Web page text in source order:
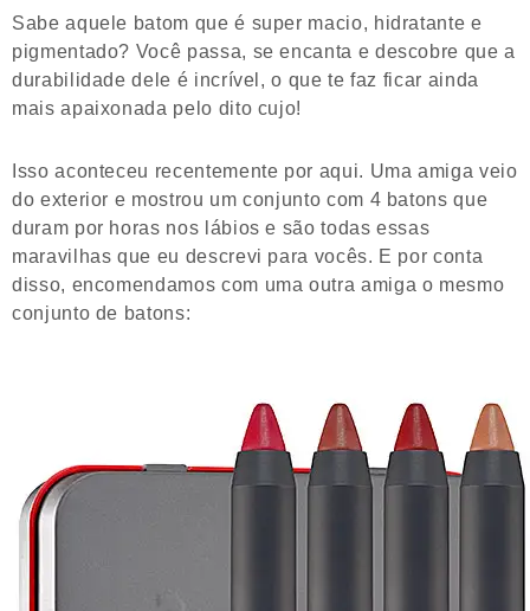
Sabe aquele batom que é super macio, hidratante e
pigmentado? Você passa, se encanta e descobre que a
durabilidade dele é incrível, o que te faz ficar ainda
mais apaixonada pelo dito cujo!
Isso aconteceu recentemente por aqui. Uma amiga veio
do exterior e mostrou um conjunto com 4 batons que
duram por horas nos lábios e são todas essas
maravilhas que eu descrevi para vocês. E por conta
disso, encomendamos com uma outra amiga o mesmo
conjunto de batons: